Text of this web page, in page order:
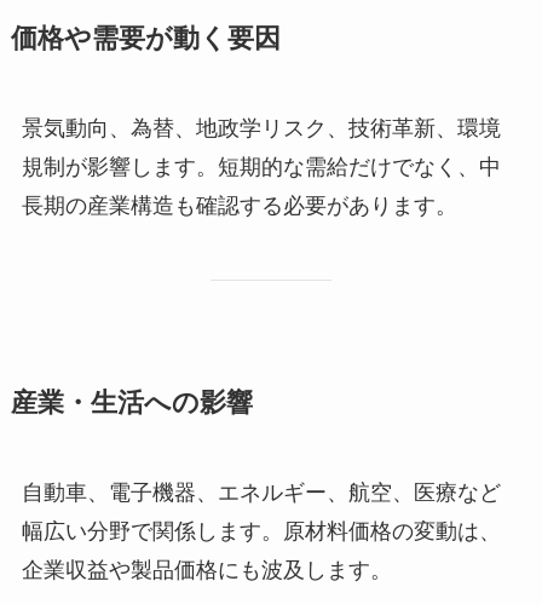
価格や需要が動く要因
景気動向、為替、地政学リスク、技術革新、環境
規制が影響します。短期的な需給だけでなく、中
長期の産業構造も確認する必要があります。
産業・生活への影響
自動車、電子機器、エネルギー、航空、医療など
幅広い分野で関係します。原材料価格の変動は、
企業収益や製品価格にも波及します。